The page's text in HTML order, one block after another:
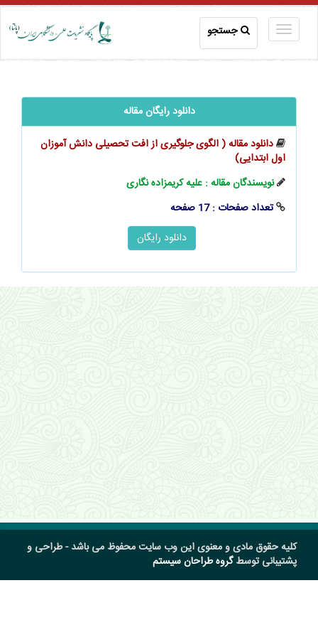
جستجو
دانلود رایگان مقاله
دانلود مقاله ( الگوی جلوگیری از افت تحصیلی دانش آموزان
اول ابتدایی)
نویسندگان مقاله : علیه کریمزاده نگاری
تعداد صفحات : 17 صفحه
کلیه حقوق مادی و معنوی این وب سایت محفوظ می باشد - طراحی و
پشتیبانی توسطگروه طراحان سیستم